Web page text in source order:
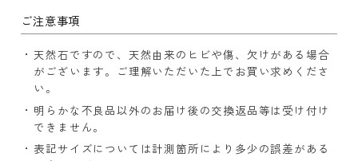
ご注意事項
天然石ですので、天然由来のヒビや傷、欠けがある場合
がございます。ご理解いただいた上でお買い求めくださ
い。
明らかな不良品以外のお届け後の交換返品等は受け付け
できません。
表記サイズについては計測箇所により多少の誤差がある